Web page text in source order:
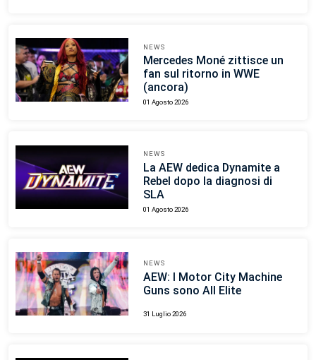
NEWS
Mercedes Moné zittisce un
fan sul ritorno in WWE
(ancora)
01 Agosto 2026
NEWS
La AEW dedica Dynamite a
Rebel dopo la diagnosi di
SLA
01 Agosto 2026
NEWS
AEW: I Motor City Machine
Guns sono All Elite
31 Luglio 2026